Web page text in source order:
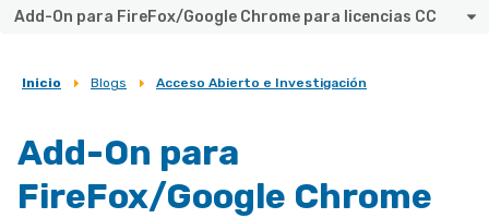
Add-On para FireFox/Google Chrome para licencias CC
Sobrescribir
de
ayuda
Inicio Blogs Acceso Abierto e Investigación
Add-On para
FireFox/Google Chrome